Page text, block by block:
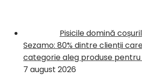
Pisicile domină
Sezamo: 80% dintre clienții
categorie aleg produse
7 august 2026